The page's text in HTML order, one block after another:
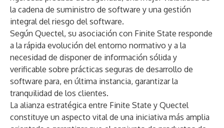
la cadena de suministro de software y una gestión
integral del riesgo del software.
Según Quectel, su asociación con Finite State responde
a la rápida evolución del entorno normativo y a la
necesidad de disponer de información sólida y
verificable sobre prácticas seguras de desarrollo de
software para, en última instancia, garantizar la
tranquilidad de los clientes.
La alianza estratégica entre Finite State y Quectel
constituye un aspecto vital de una iniciativa más amplia